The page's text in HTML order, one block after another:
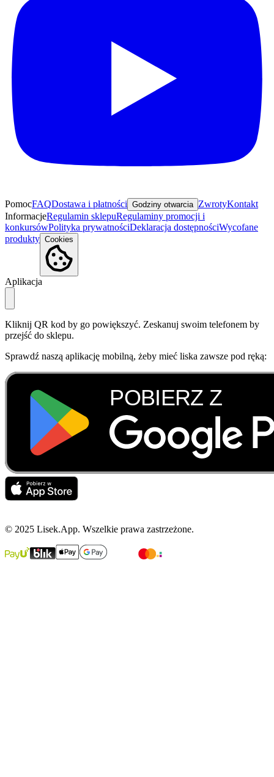
PomocFAQDostawa i płatności Godziny otwarcia ZwrotyKontakt
InformacjeRegulamin sklepuRegulaminy promocji i
konkursówPolityka prywatnościDeklaracja dostępnościWycofane
produkty Cookies
Aplikacja
Kliknij QR kod by go powiększyć. Zeskanuj swoim telefonem by
przejść do sklepu.
Sprawdź naszą aplikację mobilną, żeby mieć liska zawsze pod ręką:
© 2025 Lisek.App. Wszelkie prawa zastrzeżone.